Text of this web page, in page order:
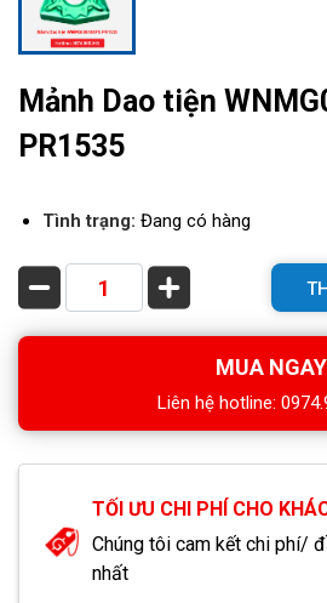
Mảnh Dao tiện
PR1535
Tình trạng: Đang có hàng
MUA NGAY
Liên hệ hotline:
TỐI ƯU CHI PHÍ CHO
Chúng tôi cam kết chi phí/
nhất